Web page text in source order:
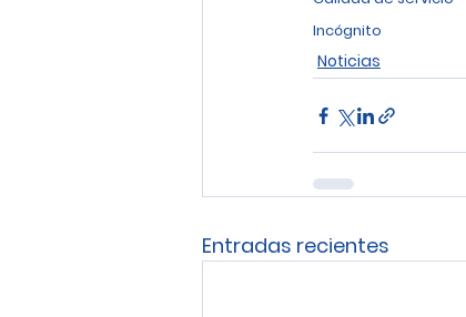
Incógnito
Noticias
Entradas recientes